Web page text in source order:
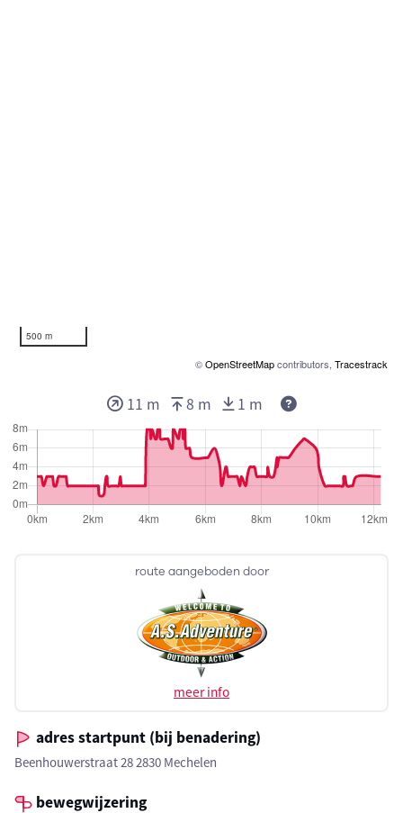
500 m
©OpenStreetMapcontributors, Tracestrack
route aangeboden door
meer info
adres startpunt (bij benadering)
Beenhouwerstraat 28 2830 Mechelen
bewegwijzering
11 m 8 m 1 m